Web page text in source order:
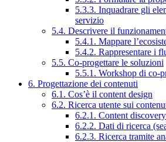
5.3.3. Inquadrare gli
servizio
5.4. Descrivere il
5.4.1. Mappare
5.4.2. Rappresentare i
5.5. Co-progettare le soluzioni
5.5.1. Workshop di co-
6. Progettazione dei contenuti
6.1. Cos’è il content design
6.2. Ricerca utente sui
6.2.1. Content discovery
6.2.2. Dati di ricerca
6.2.3. Ricerca tramite